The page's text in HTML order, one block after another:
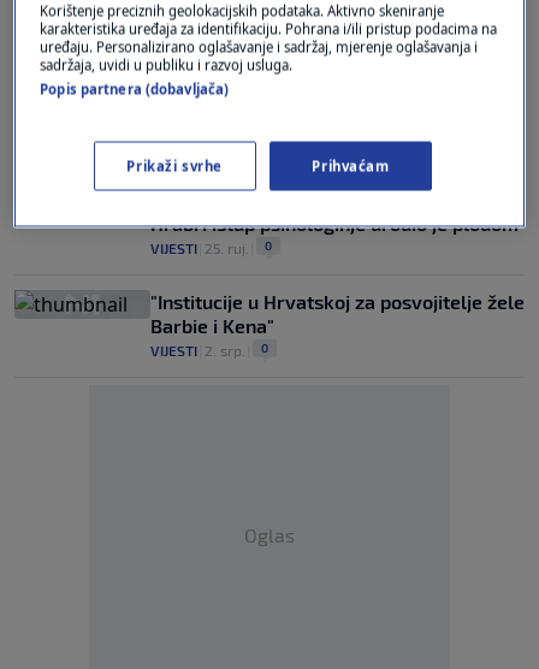
VIJESTI|28. pro. | 0
"Socijalni radnici moraju vagati koje dijete
će prvo izdvojiti, a onda ostali dolaze na
VIJESTI|2. lis.| 0
Nezbrinuta djevojčica dobila smještaj!
Hrabri istup psihologinje urodio je plodom
VIJESTI 25. ruj. 0
"Institucije u Hrvatskoj za posvojitelje žele
Barbie i Kena"
VIJESTI 2. srp. 0
Oglas
Korištenje preciznih geolokacijskih podataka. Aktivno skeniranje
karakteristika uređaja za identifikaciju. Pohrana i/ili pristup podacima na
uređaju. Personalizirano oglašavanje i sadržaj, mjerenje oglašavanja i
sadržaja, uvidi u publiku i razvoj usluga.
Popis partnera (dobavljača)
Prikaži svrhe Prihvaćam